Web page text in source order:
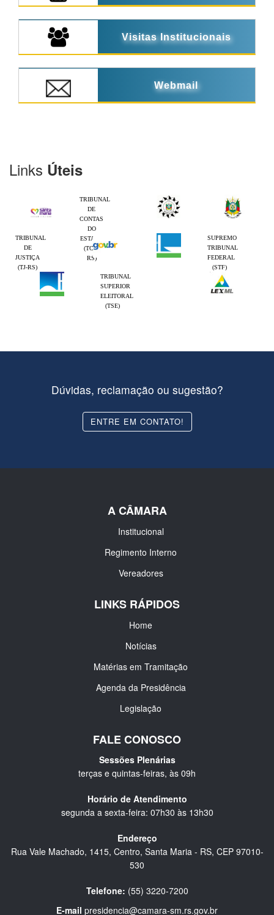
Visitas Institucionais
Webmail
Links Úteis
TRIBUNAL
DE
CONTAS
DO
ESTADO
(TCE-
RS)
TRIBUNAL
DE
JUSTIÇA
(TJ-RS)
SUPREMO
TRIBUNAL
FEDERAL
(STF)
TRIBUNAL
SUPERIOR
ELEITORAL
(TSE)
Dúvidas, reclamação ou sugestão?
ENTRE EM CONTATO!
A CÂMARA
Institucional
Regimento Interno
Vereadores
LINKS RÁPIDOS
Home
Notícias
Matérias em Tramitação
Agenda da Presidência
Legislação
FALE CONOSCO
Sessões Plenárias
terças e quintas-feiras, às 09h
Horário de Atendimento
segunda a sexta-feira: 07h30 às 13h30
Endereço
Rua Vale Machado, 1415, Centro, Santa Maria - RS, CEP 97010-
530
Telefone: (55) 3220-7200
E-mail presidencia@camara-sm.rs.gov.br